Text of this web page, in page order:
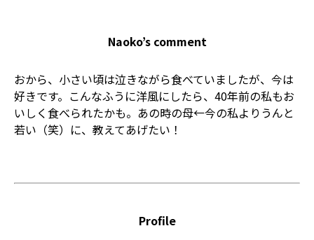
Naoko’s comment
おから、小さい頃は泣きながら食べていましたが、今は
好きです。こんなふうに洋風にしたら、40年前の私もお
いしく食べられたかも。あの時の母←今の私よりうんと
若い（笑）に、教えてあげたい！
Profile